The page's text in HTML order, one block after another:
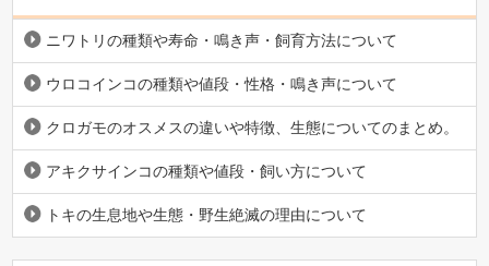
ニワトリの種類や寿命・鳴き声・飼育方法について
ウロコインコの種類や値段・性格・鳴き声について
クロガモのオスメスの違いや特徴、生態についてのまとめ。
アキクサインコの種類や値段・飼い方について
トキの生息地や生態・野生絶滅の理由について